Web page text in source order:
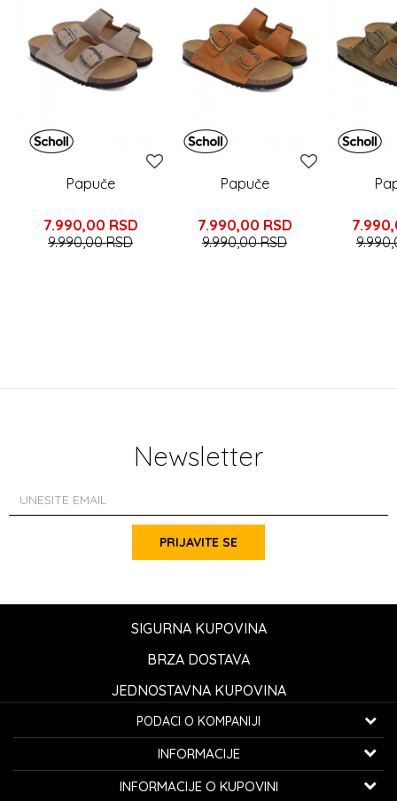
Papuče
7.990,00 RSD
9.990,00RSD
Papuče
7.990,00 RSD
9.990,00RSD
Newsletter
PRIJAVITE SE
SIGURNA KUPOVINA
BRZA DOSTAVA
JEDNOSTAVNA KUPOVINA
PODACI O KOMPANIJI
K...G... Fashion d.o.o.
Bulevar oslobođenja 41 32000 Čačak, Srbija
INFORMACIJE
O nama
INFORMACIJE O KUPOVINI